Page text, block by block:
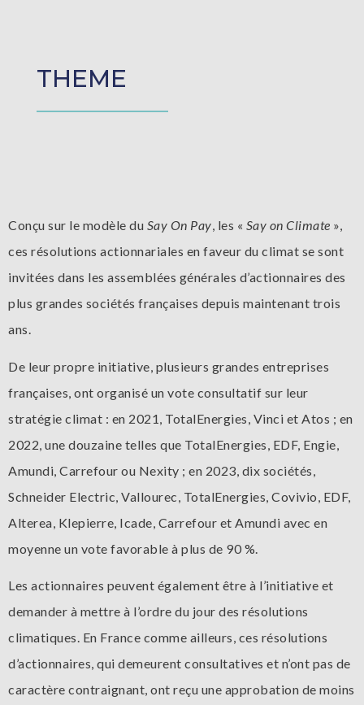
THEME
Conçu sur le modèle du Say On Pay, les « Say on Climate »,
ces résolutions actionnariales en faveur du climat se sont
invitées dans les assemblées générales d’actionnaires des
plus grandes sociétés françaises depuis maintenant trois
ans.
De leur propre initiative, plusieurs grandes entreprises
françaises, ont organisé un vote consultatif sur leur
stratégie climat : en 2021, TotalEnergies, Vinci et Atos ; en
2022, une douzaine telles que TotalEnergies, EDF, Engie,
Amundi, Carrefour ou Nexity ; en 2023, dix sociétés,
Schneider Electric, Vallourec, TotalEnergies, Covivio, EDF,
Alterea, Klepierre, Icade, Carrefour et Amundi avec en
moyenne un vote favorable à plus de 90 %.
Les actionnaires peuvent également être à l’initiative et
demander à mettre à l’ordre du jour des résolutions
climatiques. En France comme ailleurs, ces résolutions
d’actionnaires, qui demeurent consultatives et n’ont pas de
caractère contraignant, ont reçu une approbation de moins